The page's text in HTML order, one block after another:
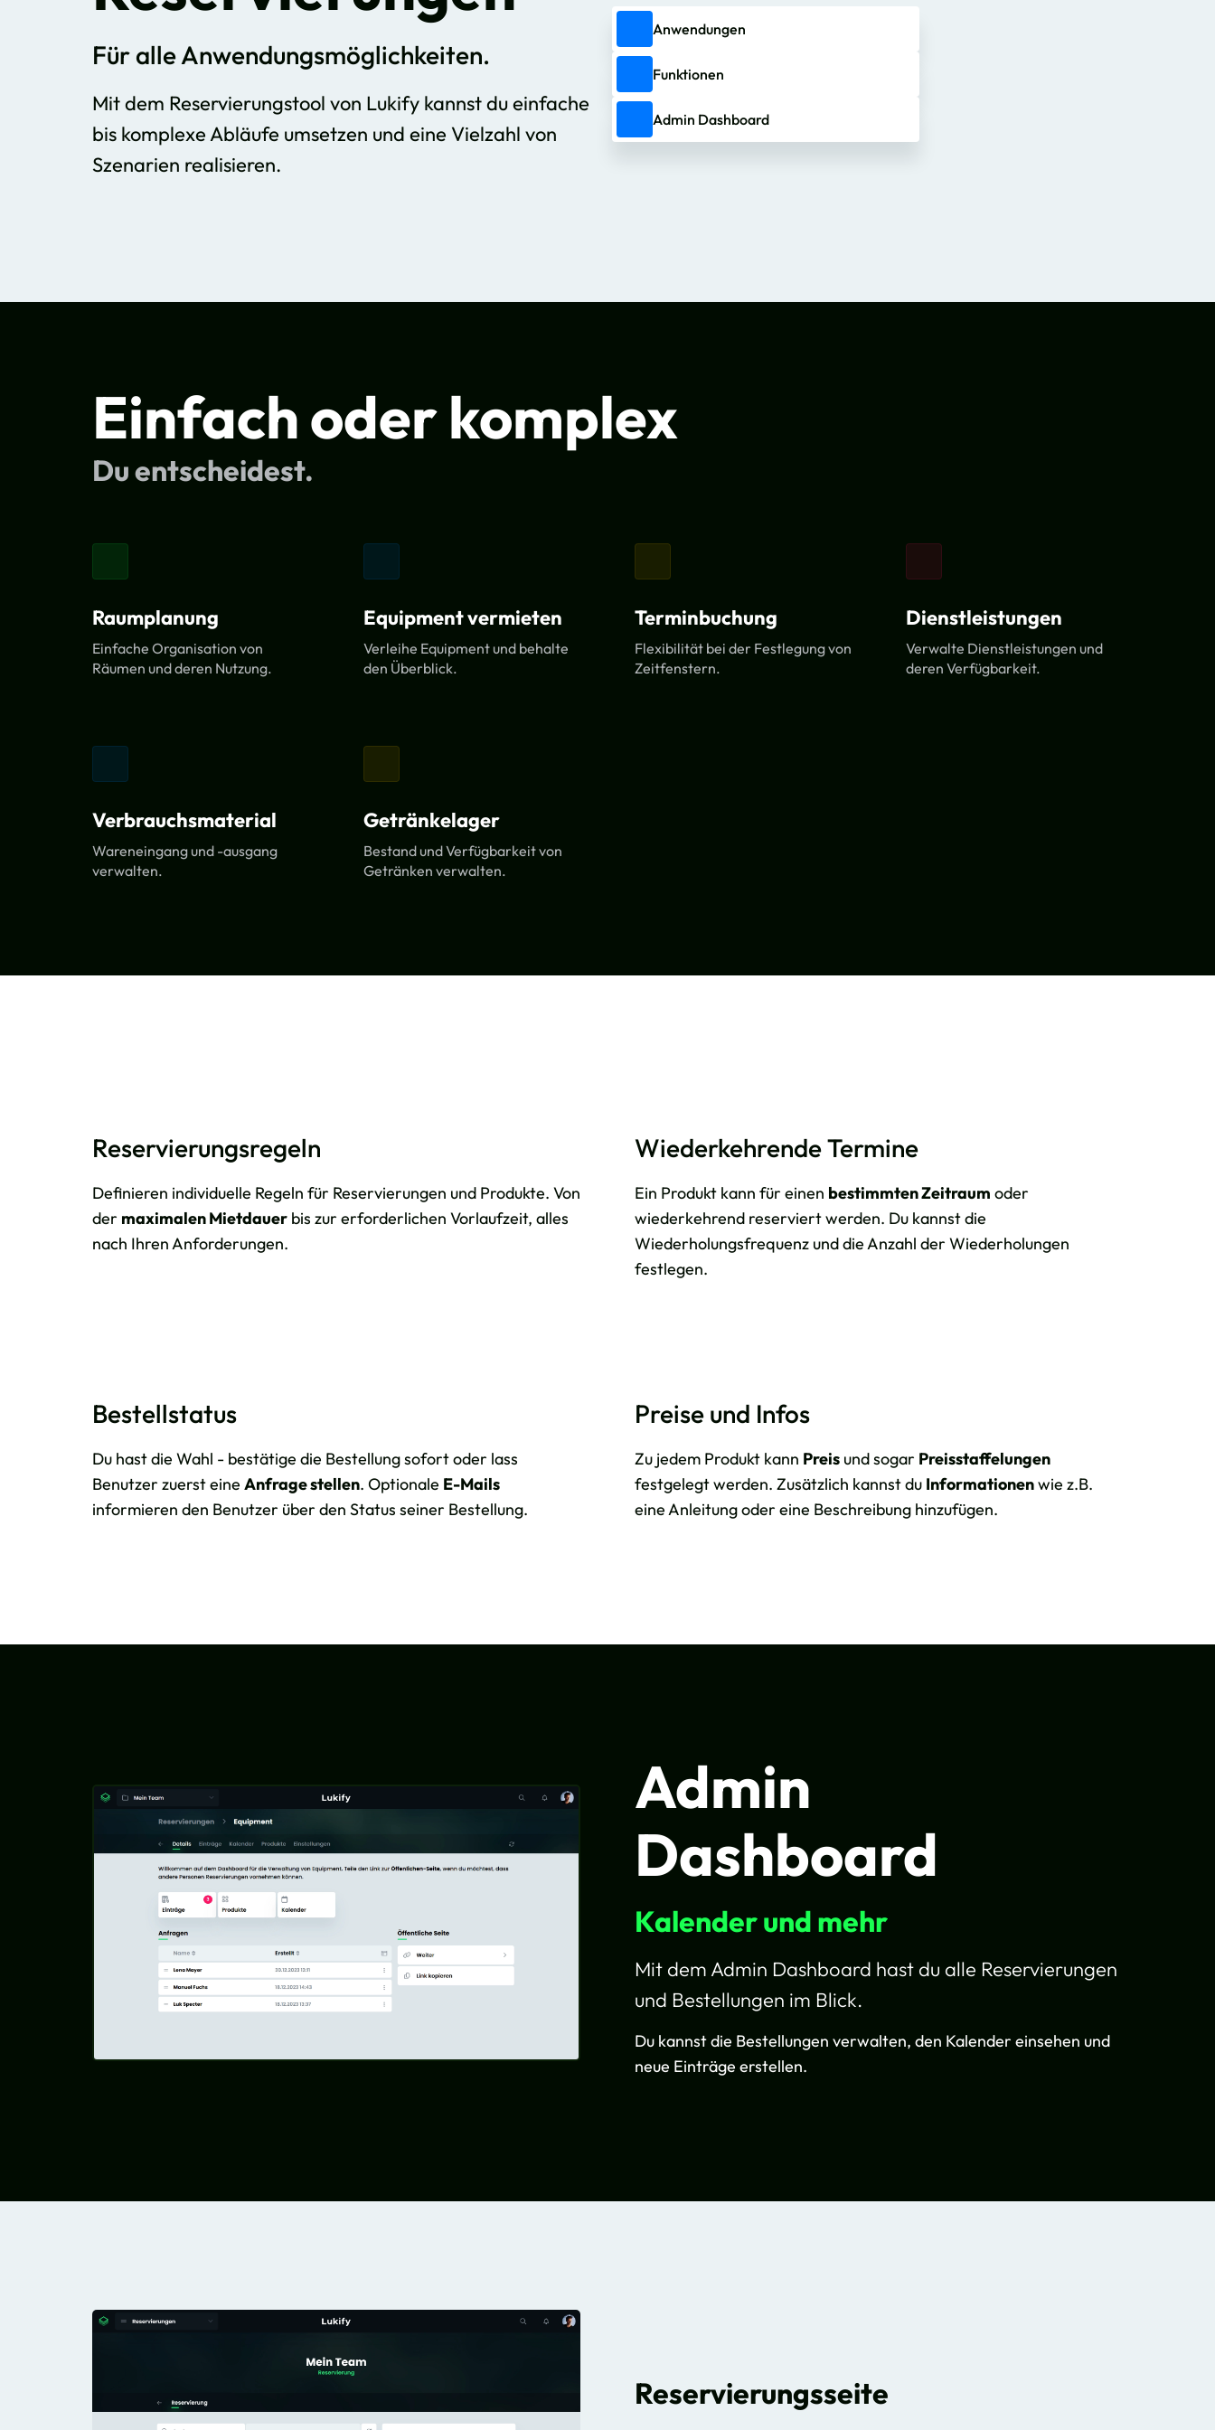
Für alle Anwendungsmöglichkeiten.
Mit dem Reservierungstool von Lukify kannst du einfache
bis komplexe Abläufe umsetzen und eine Vielzahl von
Szenarien realisieren.
Anwendungen
Funktionen
Admin Dashboard
Einfach oder komplex
Du entscheidest.
Raumplanung
Einfache Organisation von
Räumen und deren Nutzung.
Equipment vermieten
Verleihe Equipment und behalte
den Überblick.
Terminbuchung
Flexibilität bei der Festlegung von
Zeitfenstern.
Dienstleistungen
Verwalte Dienstleistungen und
deren Verfügbarkeit.
Verbrauchsmaterial
Wareneingang und -ausgang
verwalten.
Getränkelager
Bestand und Verfügbarkeit von
Getränken verwalten.
Reservierungsregeln
Definieren individuelle Regeln für Reservierungen und Produkte. Von
der maximalen Mietdauer bis zur erforderlichen Vorlaufzeit, alles
nach Ihren Anforderungen.
Wiederkehrende Termine
Ein Produkt kann für einen bestimmten Zeitraum oder
wiederkehrend reserviert werden. Du kannst die
Wiederholungsfrequenz und die Anzahl der Wiederholungen
festlegen.
Bestellstatus
Du hast die Wahl - bestätige die Bestellung sofort oder lass
Benutzer zuerst eine Anfrage stellen. Optionale E-Mails
informieren den Benutzer über den Status seiner Bestellung.
Preise und Infos
Zu jedem Produkt kann Preis und sogar Preisstaffelungen
festgelegt werden. Zusätzlich kannst du Informationenwie z.B.
eine Anleitung oder eine Beschreibung hinzufügen.
Admin
Dashboard
Kalender und mehr
Mit dem Admin Dashboard hast du alle Reservierungen
und Bestellungen im Blick.
Du kannst die Bestellungen verwalten, den Kalender einsehen und
neue Einträge erstellen.
Reservierungsseite